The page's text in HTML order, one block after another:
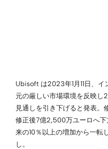
Ubisoft は2023年1月11日、
元の厳しい市場環境を反映
見通しを引き下げると発表
修正後7億2,500万ユーロへ
来の10％以上の増加から一転
し。